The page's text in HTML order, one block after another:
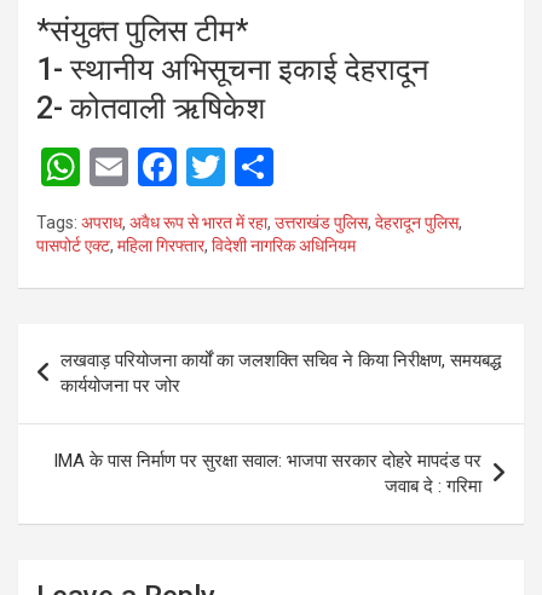
*संयुक्त पुलिस टीम*
1- स्थानीय अभिसूचना इकाई देहरादून
2- कोतवाली ऋषिकेश
W
h
at
s
p
p
E
m
ail
F
a
ce
b
o
k
T
wi
tt
er
h
ar
e
Tags: अपराध, अवैध रूप से भारत में रहा, उत्तराखंड पुलिस, देहरादून पुलिस,
पासपोर्ट एक्ट, महिला गिरफ्तार, विदेशी नागरिक अधिनियम
navigation
लखवाड़ परियोजना कार्यों का जलशक्ति सचिव ने किया निरीक्षण, समयबद्ध
कार्ययोजना पर जोर
IMA के पास निर्माण पर सुरक्षा सवाल: भाजपा सरकार दोहरे मापदंड पर
जवाब दे : गरिमा